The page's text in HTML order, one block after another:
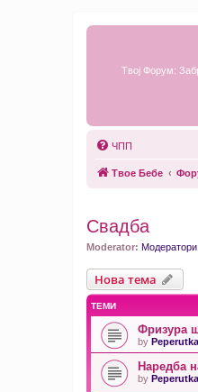
Твој Форум:
ЧПП
Твое Бебе
Свадба
Moderator: Модератори
Нова тема
ТЕМИ
Фризура
by Peperutka
Наредба
by Peperutka